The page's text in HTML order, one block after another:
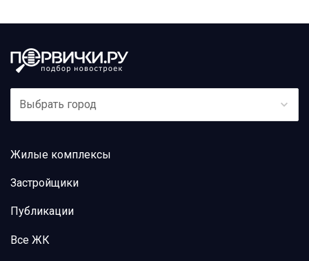
Выбрать город
Жилые комплексы
Застройщики
Публикации
Все ЖК